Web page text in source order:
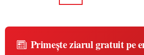
Primește ziarul gratuit pe